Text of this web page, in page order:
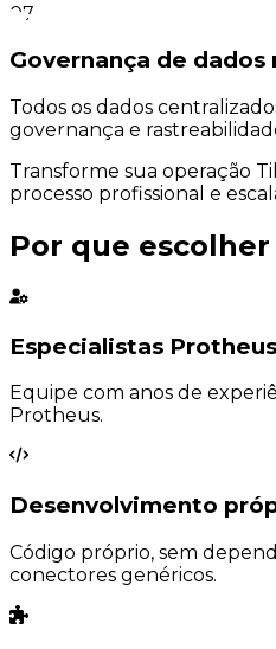
07
Governança de dados
Todos os dados
governança e
Transforme sua operação
processo profissional e
Por que escolher
Especialistas Protheus
Equipe com anos de
Protheus.
Desenvolvimento
Código próprio, sem
conectores genéricos.